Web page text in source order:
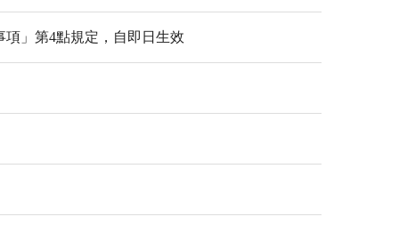
」第4點規定，自即日生效